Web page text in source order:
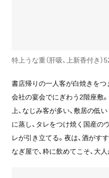
特上うな重（肝吸、上新香付き）
書店帰りの一人客が白焼きをつ
会社の宴会でにぎわう2階座敷
上、なじみ客が多い、敷居の低
に蒸し、タレをつけ焼く国産の
レが引き立てる。夜は、酒がす
なぎ屋で、粋に飲めてこそ、大人